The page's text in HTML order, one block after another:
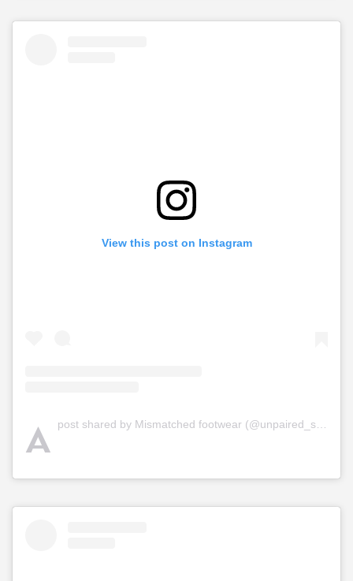
View this post on Instagram
A post shared by Mismatched footwear (@unpaired_shoes)